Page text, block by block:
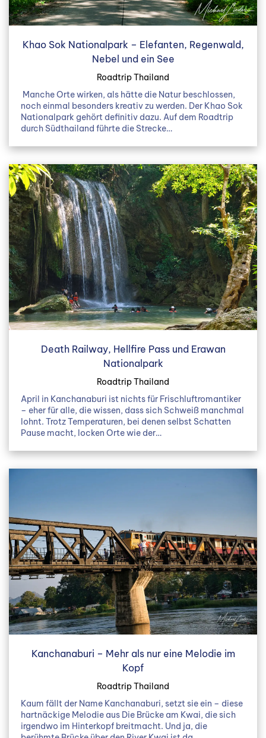
Khao Sok Nationalpark – Elefanten, Regenwald,
Nebel und ein See
Roadtrip Thailand
Manche Orte wirken, als hätte die Natur beschlossen,
noch einmal besonders kreativ zu werden. Der Khao Sok
Nationalpark gehört definitiv dazu. Auf dem Roadtrip
durch Südthailand führte die Strecke…
Death Railway, Hellfire Pass und Erawan
Nationalpark
Roadtrip Thailand
April in Kanchanaburi ist nichts für Frischluftromantiker
– eher für alle, die wissen, dass sich Schweiß manchmal
lohnt. Trotz Temperaturen, bei denen selbst Schatten
Pause macht, locken Orte wie der…
Kanchanaburi – Mehr als nur eine Melodie im
Kopf
Roadtrip Thailand
Kaum fällt der Name Kanchanaburi, setzt sie ein – diese
hartnäckige Melodie aus Die Brücke am Kwai, die sich
irgendwo im Hinterkopf breitmacht. Und ja, die